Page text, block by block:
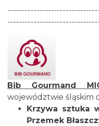
Bib Gourmand
województwie śląskim
Krzywa sztuka
Przemek